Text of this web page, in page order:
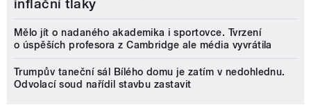
inflační tlaky
Mělo jít o nadaného akademika i sportovce. Tvrzení
o úspěších profesora z Cambridge ale média vyvrátila
Trumpův taneční sál Bílého domu je zatím v nedohlednu.
Odvolací soud nařídil stavbu zastavit